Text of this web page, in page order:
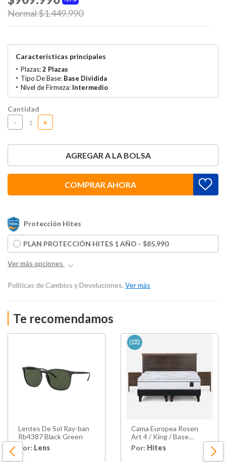
Price reduced from
Normal $1.449.990to
Características principales
Plazas:2 Plazas
Tipo De Base: Base Dividida
Nivel de Firmeza: Intermedio
Cantidad
- +
AGREGAR A LA BOLSA
COMPRAR AHORA
Protección Hites
PLAN PROTECCIÓN HITES 1 AÑO - $85.990
Ver más opciones
Políticas de Cambios y Devoluciones. Ver más
Te recomendamos
Lentes De Sol Ray-ban
Rb4387 Black Green
Por: Lens
Cama Europea Rosen
Art 4 / King / Base
Dividida + Set De
Maderas Anna
Por: Hites